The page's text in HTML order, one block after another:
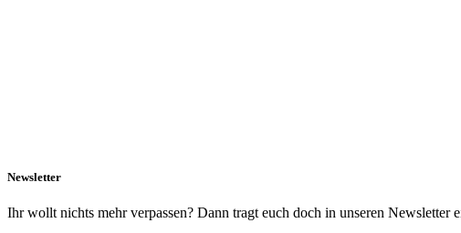
Newsletter
Ihr wollt nichts mehr verpassen? Dann tragt euch doch in unseren Newsletter